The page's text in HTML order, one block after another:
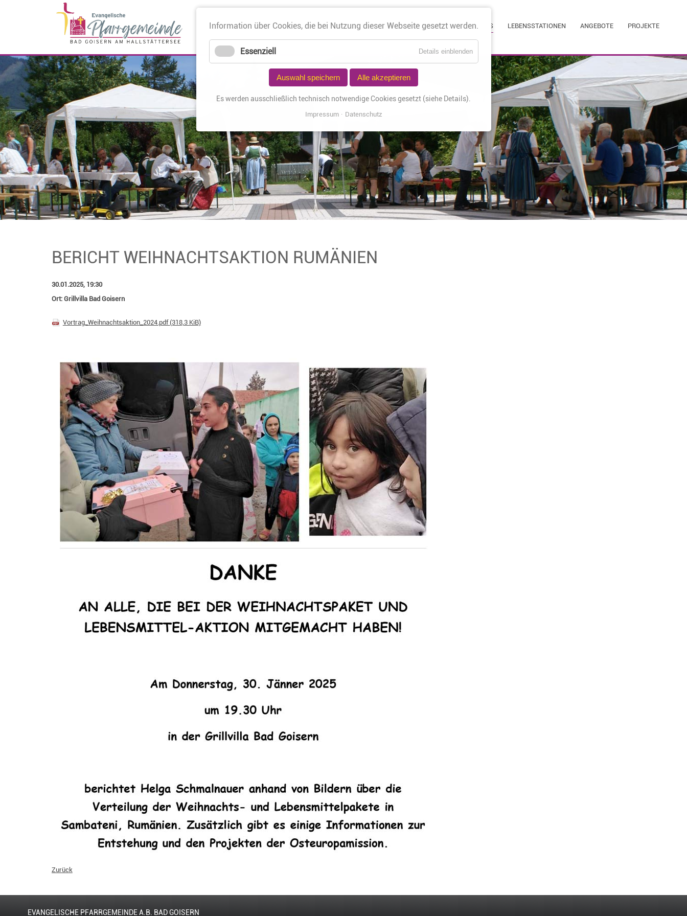
START PFARRGEMEINDE KONTAKT AKTUELLES LEBENSSTATIONEN ANGEBOTE PROJEKTE
BERICHT WEIHNACHTSAKTION RUMÄNIEN
30.01.2025, 19:30
Ort: Grillvilla Bad Goisern
Vortrag_Weihnachtsaktion_2024.pdf(318,3 KiB)
Zurück
EVANGELISCHE PFARRGEMEINDE A.B. BAD GOISERN
Information über Cookies, die bei Nutzung dieser Webseite gesetzt werden.
Essenziell Details einblenden
Auswahl speichern Alle akzeptieren
Es werden ausschließlich technisch notwendige Cookies gesetzt (siehe Details).
Impressum Datenschutz